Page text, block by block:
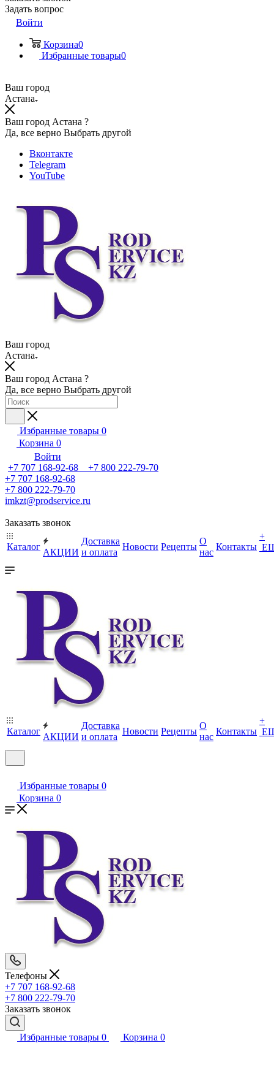
Задать вопрос
Войти
Корзина0
Избранные товары0
Ваш город
Астана
Ваш город Астана ?
Да, все верно Выбрать другой
Вконтакте
Telegram
YouTube
Ваш город
Астана
Ваш город Астана ?
Да, все верно Выбрать другой
Избранные товары 0
Корзина 0
Войти
+7 707 168-92-68 +7 800 222-79-70
+7 707 168-92-68
+7 800 222-79-70
imkzt@prodservice.ru
Заказать звонок
Каталог
АКЦИИ
Доставка
и оплата
Новости Рецепты
О
нас
Контакты
+
Каталог
АКЦИИ
Доставка
и оплата
Новости Рецепты
О
нас
Контакты
+
Избранные товары 0
Корзина 0
Телефоны
+7 707 168-92-68
+7 800 222-79-70
Заказать звонок
Избранные товары 0 Корзина 0